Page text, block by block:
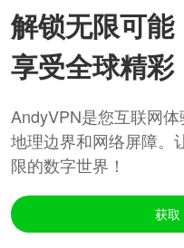
解锁无限可能
享受全球精彩
AndyVPN是您互联网
地理边界和网络屏障。
限的数字世界！
获取